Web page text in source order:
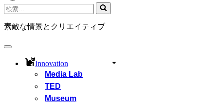
ン
メ
ニ
ュ
検
索...
素敵な情景とクリエイティブ
ナ
Innovation
Media Lab
TED
Museum